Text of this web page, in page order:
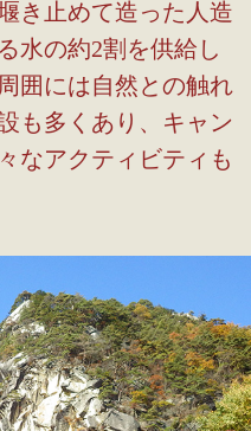
き止めて造った人造
水の約2割を供給し
囲には自然との触れ
も多くあり、キャン
なアクティビティも